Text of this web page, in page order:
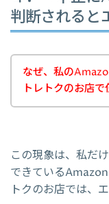
判断されると
なぜ、私の
トレトクのお店で
この現象は、私だ
できている
トクのお店では、